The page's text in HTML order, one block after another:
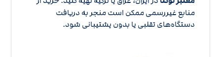
منابع غیررسمی ممکن است منجر به دریافت
دستگاه‌های تقلبی یا بدون پشتیبانی شود.